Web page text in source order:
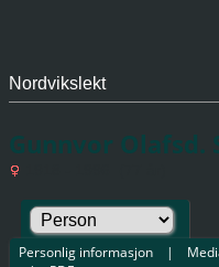
Nordvikslekt
Gunnvor Olafsd.
Personlig informasjon |